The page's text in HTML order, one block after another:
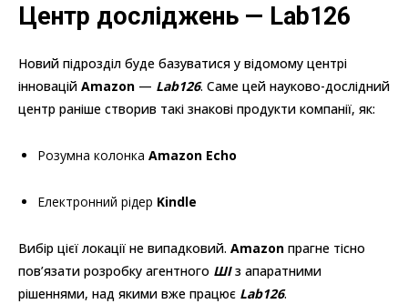
Центр досліджень — Lab126
Новий підрозділ буде базуватися у відомому центрі
інновацій Amazon — Lab126. Саме цей науково-дослідний
центр раніше створив такі знакові продукти компанії, як:
Розумна колонка Amazon Echo
Електронний рідер Kindle
Вибір цієї локації не випадковий. Amazon прагне тісно
пов’язати розробку агентного ШІз апаратними
рішеннями, над якими вже працює Lab126.